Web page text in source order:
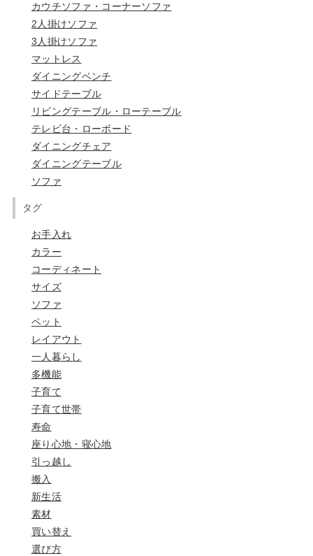
カウチソファ・コーナーソファ
2人掛けソファ
3人掛けソファ
マットレス
ダイニングベンチ
サイドテーブル
リビングテーブル・ローテーブル
テレビ台・ローボード
ダイニングチェア
ダイニングテーブル
ソファ
タグ
お手入れ
カラー
コーディネート
サイズ
ソファ
ペット
レイアウト
一人暮らし
多機能
子育て
子育て世帯
寿命
座り心地・寝心地
引っ越し
搬入
新生活
素材
買い替え
選び方